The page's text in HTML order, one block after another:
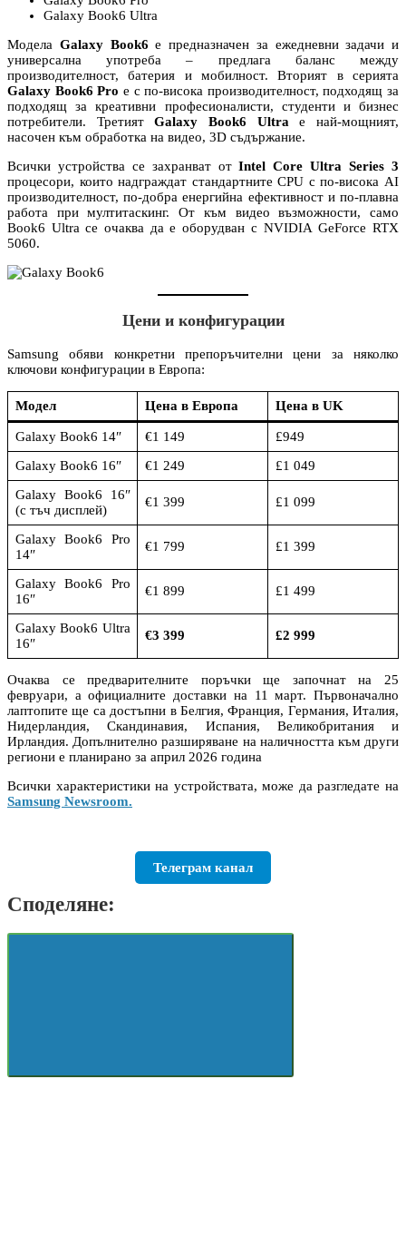
Galaxy Book6 Ultra
Модела Galaxy Book6 е предназначен за ежедневни задачи и
универсална употреба – предлага баланс между
производителност, батерия и мобилност. Вторият в серията
Galaxy Book6 Pro е с по-висока производителност, подходящ за
подходящ за креативни професионалисти, студенти и бизнес
потребители. ТретиятGalaxy Book6 Ultra е най-мощният,
насочен към обработка на видео, 3D съдържание.
Всички устройства се захранват отIntel Core Ultra Series 3
процесори, които надграждат стандартните CPU с по-висока AI
производителност, по-добра енергийна ефективност и по-плавна
работа при мултитаскинг. От към видео възможности, само
Book6 Ultra се очаква да е оборудван с NVIDIA GeForce RTX
5060.
Цени и конфигурации
Samsung обяви конкретни препоръчителни цени за няколко
ключови конфигурации в Европа:
Модел Цена в Европа Цена в UK
Galaxy Book6 14″ €1 149
£949
Galaxy Book6 16″
€1 249
£1 049
Galaxy Book6 16″
(с тъч дисплей)
€1 399 £1 099
Galaxy Book6 Pro
14″
€1 799 £1 399
Galaxy Book6 Pro
16″
€1 899 £1 499
Galaxy Book6 Ultra
16″
€3 399 £2 999
Очаква се предварителните поръчки ще започнат на 25
февруари, а официалните доставки на 11 март. Първоначално
лаптопите ще са достъпни в Белгия, Франция, Германия, Италия,
Нидерландия, Скандинавия, Испания, Великобритания и
Ирландия. Допълнително разширяване на наличността към други
региони е планирано за април 2026 година
Всички характеристики на устройствата, може да разгледате на
Samsung Newsroom.
Телеграм канал
Споделяне: